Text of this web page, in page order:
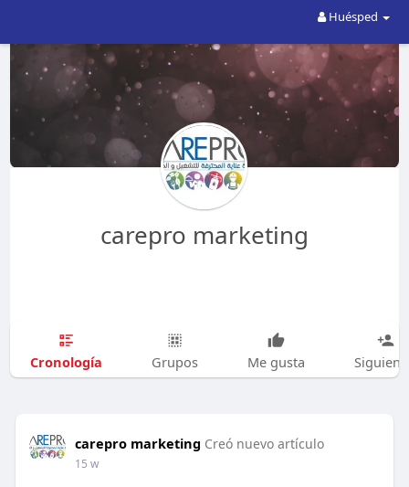
Huésped
carepro marketing
Cronología Grupos Me gusta
carepro marketing Creó nuevo artículo
15 w